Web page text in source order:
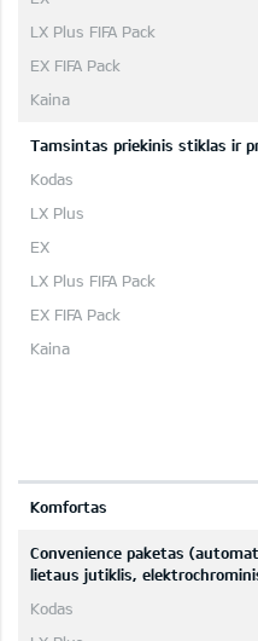
Tamsintas priekinis stiklas ir
Komfortas
Convenience paketas
lietaus jutiklis,